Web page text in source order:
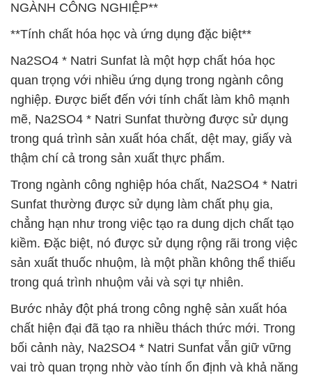
NGÀNH CÔNG NGHIỆP**
**Tính chất hóa học và ứng dụng đặc biệt**
Na2SO4 * Natri Sunfat là một hợp chất hóa học
quan trọng với nhiều ứng dụng trong ngành công
nghiệp. Được biết đến với tính chất làm khô mạnh
mẽ, Na2SO4 * Natri Sunfat thường được sử dụng
trong quá trình sản xuất hóa chất, dệt may, giấy và
thậm chí cả trong sản xuất thực phẩm.
Trong ngành công nghiệp hóa chất, Na2SO4 * Natri
Sunfat thường được sử dụng làm chất phụ gia,
chẳng hạn như trong việc tạo ra dung dịch chất tạo
kiềm. Đặc biệt, nó được sử dụng rộng rãi trong việc
sản xuất thuốc nhuộm, là một phần không thể thiếu
trong quá trình nhuộm vải và sợi tự nhiên.
Bước nhảy đột phá trong công nghệ sản xuất hóa
chất hiện đại đã tạo ra nhiều thách thức mới. Trong
bối cảnh này, Na2SO4 * Natri Sunfat vẫn giữ vững
vai trò quan trọng nhờ vào tính ổn định và khả năng